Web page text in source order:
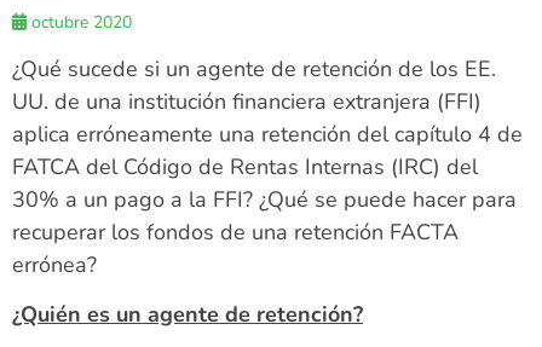
octubre 2020
¿Qué sucede si un agente de retención de los EE.
UU. de una institución financiera extranjera (FFI)
aplica erróneamente una retención del capítulo 4 de
FATCA del Código de Rentas Internas (IRC) del
30% a un pago a la FFI? ¿Qué se puede hacer para
recuperar los fondos de una retención FACTA
errónea?
¿Quién es un agente de retención?